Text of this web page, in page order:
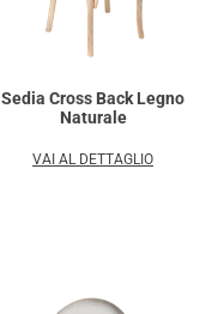
Sedia Cross Back Legno
Naturale
VAI AL DETTAGLIO